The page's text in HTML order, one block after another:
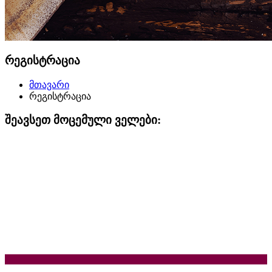
რეგისტრაცია
მთავარი
რეგისტრაცია
შეავსეთ მოცემული ველები: